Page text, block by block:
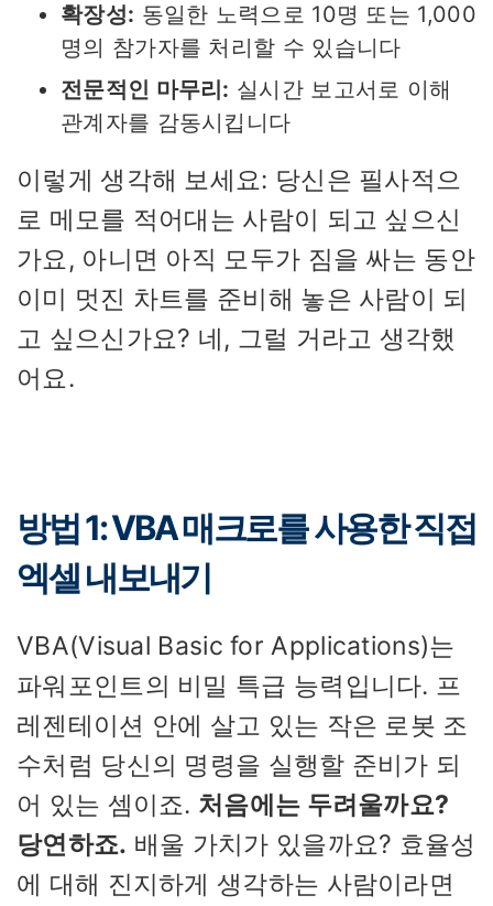
확장성: 동일한 노력으로 10명 또는 1,000
명의 참가자를 처리할 수 있습니다
전문적인 마무리: 실시간 보고서로 이해
관계자를 감동시킵니다
이렇게 생각해 보세요: 당신은 필사적으
로 메모를 적어대는 사람이 되고 싶으신
가요, 아니면 아직 모두가 짐을 싸는 동안
이미 멋진 차트를 준비해 놓은 사람이 되
고 싶으신가요? 네, 그럴 거라고 생각했
어요.
방법 1: VBA 매크로를 사용한 직접
엑셀 내보내기
VBA(Visual Basic for Applications)는
파워포인트의 비밀 특급 능력입니다. 프
레젠테이션 안에 살고 있는 작은 로봇 조
수처럼 당신의 명령을 실행할 준비가 되
어 있는 셈이죠. 처음에는 두려울까요?
당연하죠. 배울 가치가 있을까요? 효율성
에 대해 진지하게 생각하는 사람이라면